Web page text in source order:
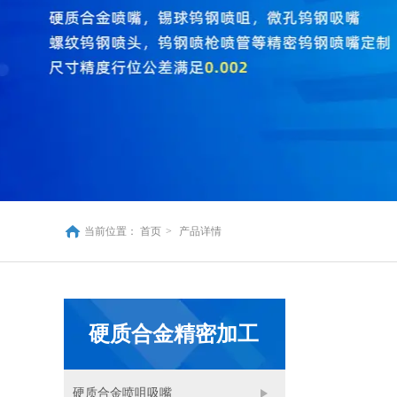
当前位置： 首页 > 产品详情
硬质合金精密加工
硬质合金喷咀吸嘴